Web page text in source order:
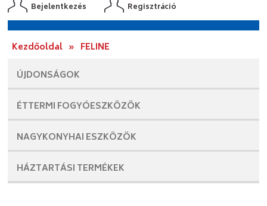
Bejelentkezés Regisztráció
Kezdőoldal » FELINE
ÚJDONSÁGOK
ÉTTERMI FOGYÓESZKÖZÖK
NAGYKONYHAI ESZKÖZÖK
HÁZTARTÁSI TERMÉKEK